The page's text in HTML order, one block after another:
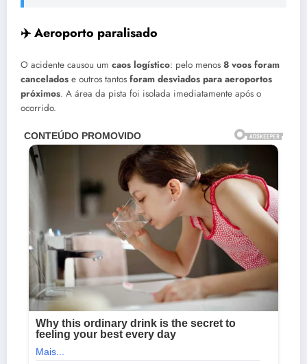
✈️ Aeroporto paralisado
O acidente causou um caos logístico: pelo menos 8 voos foram
cancelados e outros tantos foram desviados para aeroportos
próximos. A área da pista foi isolada imediatamente após o
ocorrido.